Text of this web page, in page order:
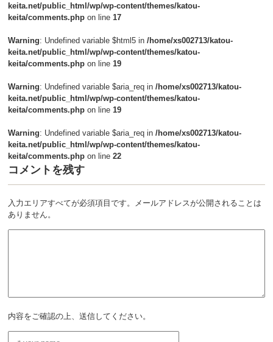
keita.net/public_html/wp/wp-content/themes/katou-
keita/comments.php on line 17
Warning: Undefined variable $html5 in/home/xs002713/katou-
keita.net/public_html/wp/wp-content/themes/katou-
keita/comments.php on line 19
Warning: Undefined variable $aria_req in/home/xs002713/katou-
keita.net/public_html/wp/wp-content/themes/katou-
keita/comments.php on line 19
Warning: Undefined variable $aria_req in/home/xs002713/katou-
keita.net/public_html/wp/wp-content/themes/katou-
keita/comments.php on line22
コメントを残す
入力エリアすべてが必須項目です。メールアドレスが公開されることは
ありません。
内容をご確認の上、送信してください。